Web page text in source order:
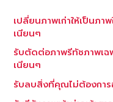
เปลี่ยนภาพเก่าให้เป็นภ
เนียนๆ
รับตัดต่อภาพรีทัชภาพเ
เนียนๆ
รับลบสิ่งที่คุณไม่ต้องกา